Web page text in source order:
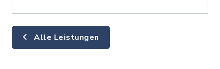
Alle Leistungen